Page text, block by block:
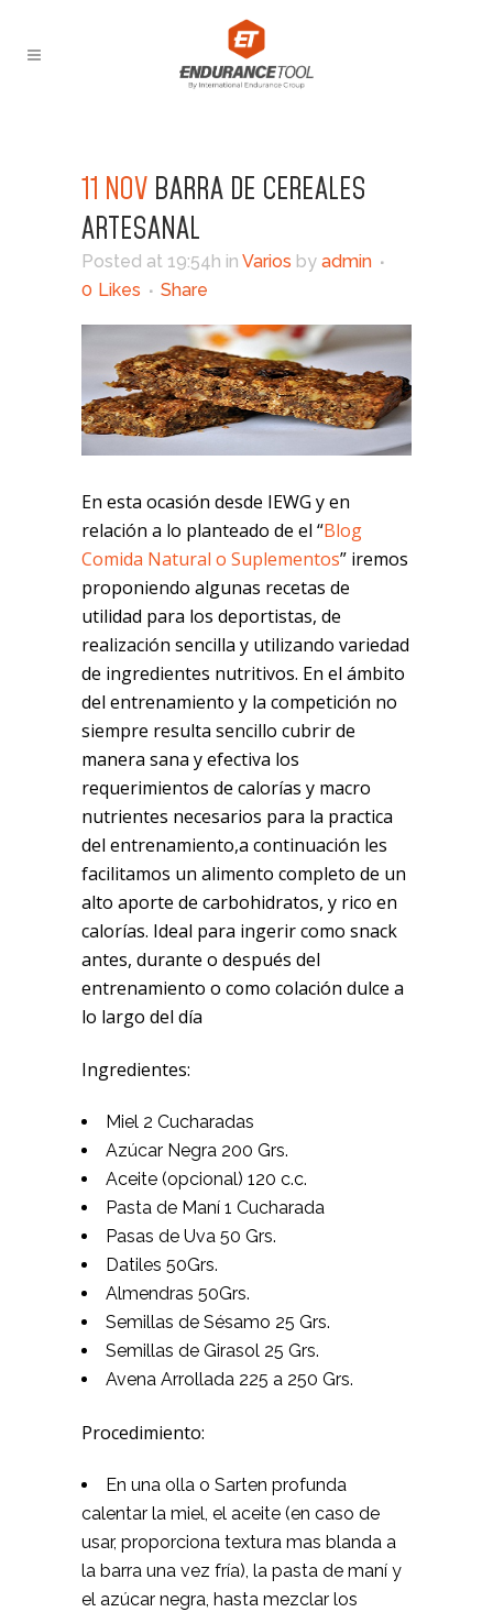
11 NOV BARRA DE CEREALES
ARTESANAL
Posted at 19:54h in Varios by admin
0 Likes Share
En esta ocasión desde IEWG y en
relación a lo planteado de el “Blog
Comida Natural o Suplementos” iremos
proponiendo algunas recetas de
utilidad para los deportistas, de
realización sencilla y utilizando variedad
de ingredientes nutritivos. En el ámbito
del entrenamiento y la competición no
siempre resulta sencillo cubrir de
manera sana y efectiva los
requerimientos de calorías y macro
nutrientes necesarios para la practica
del entrenamiento,a continuación les
facilitamos un alimento completo de un
alto aporte de carbohidratos, y rico en
calorías. Ideal para ingerir como snack
antes, durante o después del
entrenamiento o como colación dulce a
lo largo del día
Ingredientes:
Miel 2 Cucharadas
Azúcar Negra 200 Grs.
Aceite (opcional) 120 c.c.
Pasta de Maní 1 Cucharada
Pasas de Uva 50 Grs.
Datiles 50Grs.
Almendras 50Grs.
Semillas de Sésamo 25 Grs.
Semillas de Girasol 25 Grs.
Avena Arrollada 225 a 250 Grs.
Procedimiento:
En una olla o Sarten profunda
calentar la miel, el aceite (en caso de
usar, proporciona textura mas blanda a
la barra una vez fría), la pasta de maní y
el azúcar negra, hasta mezclar los